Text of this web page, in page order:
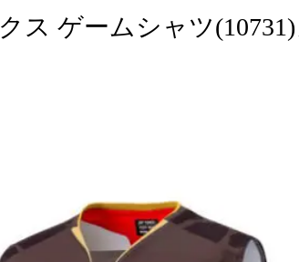
ス ゲームシャツ